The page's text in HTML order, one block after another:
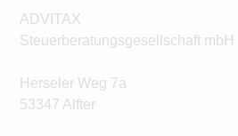
ADVITAX
Steuerberatungsgesellschaft mbH
Herseler Weg 7a
53347 Alfter